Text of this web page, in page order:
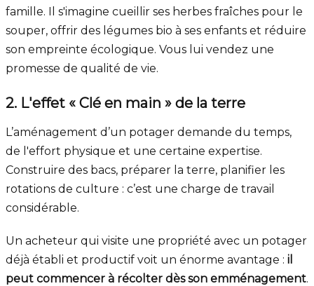
famille. Il s'imagine cueillir ses herbes fraîches pour le
souper, offrir des légumes bio à ses enfants et réduire
son empreinte écologique. Vous lui vendez une
promesse de qualité de vie.
2. L'effet « Clé en main » de la terre
L’aménagement d’un potager demande du temps,
de l'effort physique et une certaine expertise.
Construire des bacs, préparer la terre, planifier les
rotations de culture : c’est une charge de travail
considérable.
Un acheteur qui visite une propriété avec un potager
déjà établi et productif voit un énorme avantage : il
peut commencer à récolter dès son emménagement.